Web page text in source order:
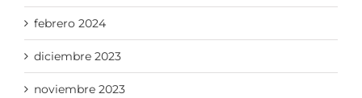
febrero 2024
diciembre 2023
noviembre 2023